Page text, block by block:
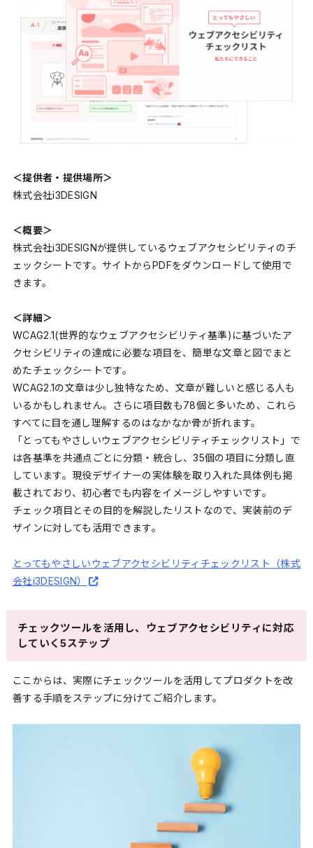
＜提供者・提供場所＞
株式会社i3DESIGN
＜概要＞
株式会社i3DESIGNが提供しているウェブアクセシビリティのチ
ェックシートです。サイトからPDFをダウンロードして使用で
きます。
＜詳細＞
WCAG2.1(世界的なウェブアクセシビリティ基準)に基づいたア
クセシビリティの達成に必要な項目を、簡単な文章と図でまと
めたチェックシートです。
WCAG2.1の文章は少し独特なため、文章が難しいと感じる人も
いるかもしれません。さらに項目数も78個と多いため、これら
すべてに目を通し理解するのはなかなか骨が折れます。
「とってもやさしいウェブアクセシビリティチェックリスト」で
は各基準を共通点ごとに分類・統合し、35個の項目に分類し直
しています。現役デザイナーの実体験を取り入れた具体例も掲
載されており、初心者でも内容をイメージしやすいです。
チェック項目とその目的を解説したリストなので、実装前のデ
ザインに対しても活用できます。
とってもやさしいウェブアクセシビリティチェックリスト（株式
会社i3DESIGN）
チェックツールを活用し、ウェブアクセシビリティに対応
していく5ステップ
ここからは、実際にチェックツールを活用してプロダクトを改
善する手順をステップに分けてご紹介します。